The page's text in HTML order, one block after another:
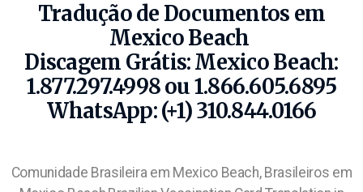
Tradução de Documentos em
Mexico Beach
Discagem Grátis:Mexico Beach:
1.877.297.4998 ou 1.866.605.6895
WhatsApp: (+1) 310.844.0166
Comunidade Brasileira em Mexico Beach, Brasileiros em